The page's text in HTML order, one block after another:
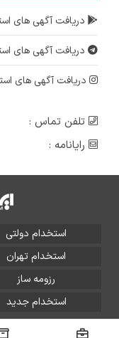
دریافت آگهی های
دریافت آگهی های
دریافت آگهی های
تلفن تماس :
رایانامه :
استخدام دولتی
استخدام تهران
رزومه ساز
استخدام جدید
تمامی